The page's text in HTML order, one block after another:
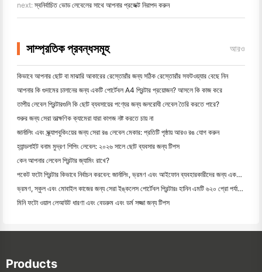
next:স্বনির্বাচিত ভোড লেবেলের সাথে আপনার প্রজেক্ট নিরাপদ করুন
সাম্প্রতিক প্রবন্ধসমূহ আরও
কিভাবে আপনার ছোট বা মাঝারি আকারের রেস্তোরাঁর জন্য সঠিক রেস্তোরাঁর সফটওয়্যার বেছে নিন
আপনার কি গুদামের চালানের জন্য একটি পোর্টেবল A4 প্রিন্টার প্রয়োজন? আসলে কি কাজ করে
তাপীয় লেবেল প্রিন্টারগুলি কি ছোট ব্যবসায়ের পণ্যের জন্য জলরোধী লেবেল তৈরি করতে পারে?
শুরুর জন্য সেরা তাত্ক্ষণিক ক্যামেরা যারা কাগজ নষ্ট করতে চায় না
জার্নালিং এবং স্ক্র্যাপবুকিংয়ের জন্য সেরা রঙ লেবেল মেকার: প্রতিটি পৃষ্ঠায় আরও রঙ যোগ করুন
হ্যান্ডলাইট বনাম মুদ্রণ শিপিং লেবেল: ২০২৬ সালে ছোট ব্যবসার জন্য টিপস
কেন আপনার লেবেল প্রিন্টার জ্যামিং রাখে?
পকেট ফটো প্রিন্টার কিভাবে নির্বাচন করবেন: জার্নালিং, ভ্রমণ এবং আইফোন ব্যবহারকারীদের জন্য একটি সম্পূর্ণ গাই
ভ্রমণ, স্কুল এবং মোবাইল কাজের জন্য সেরা ইঙ্কলেস পোর্টেবল প্রিন্টারঃ হানিন এমটি ৬২০ প্রো পর্যালোচনা
মিনি ফটো ওয়াল লেআউট ধারণা এবং বেডরুম এবং ডর্ম সজ্জা জন্য টিপস
Products